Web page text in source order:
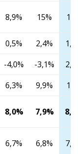
8,9% 15%
0,5% 2,4%
-4,0% -3,1%
6,3% 9,9%
8,0% 7,9%
6,7% 6,8%